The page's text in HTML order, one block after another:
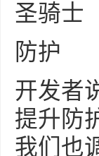
圣骑士
防护
开发者
提升防
我们也